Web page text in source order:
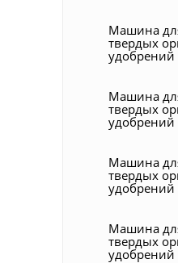
Машина
твердых
Машина
твердых
Машина
твердых
Машина
твердых